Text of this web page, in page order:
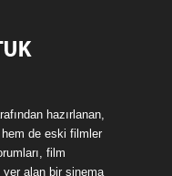
hazırlanan,
de eski filmler
film
alan bir sinema